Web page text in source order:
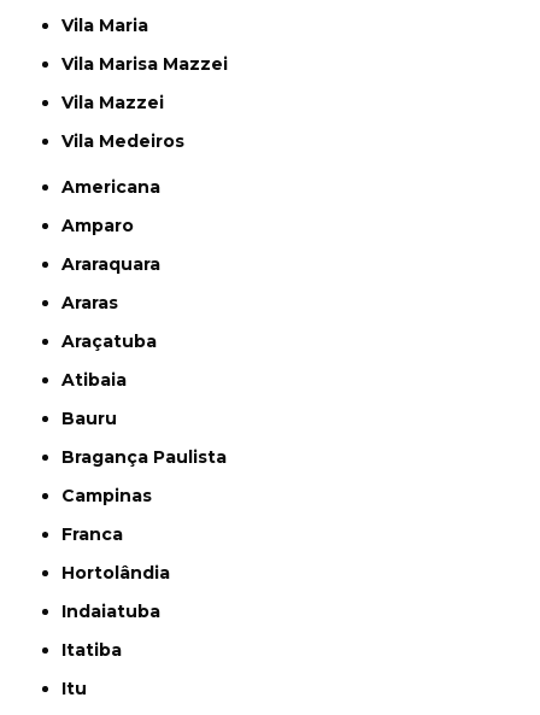
Vila Maria
Vila Marisa Mazzei
Vila Mazzei
Vila Medeiros
Americana
Amparo
Araraquara
Araras
Araçatuba
Atibaia
Bauru
Bragança Paulista
Campinas
Franca
Hortolândia
Indaiatuba
Itatiba
Itu